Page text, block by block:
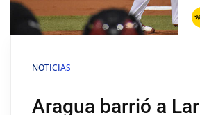
NOTICIAS
Aragua barrió a